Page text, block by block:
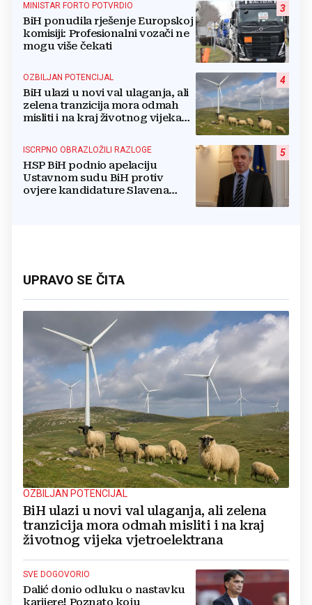
3
MINISTAR FORTO POTVRDIO
BiH ponudila rješenje Europskoj
komisiji: Profesionalni vozači ne
mogu više čekati
4
OZBILJAN POTENCIJAL
BiH ulazi u novi val ulaganja, ali
zelena tranzicija mora odmah
misliti i na kraj životnog vijeka
5
ISCRPNO OBRAZLOŽILI RAZLOGE
HSP BiH podnio apelaciju
Ustavnom sudu BiH protiv
ovjere kandidature Slavena
UPRAVO SE ČITA
OZBILJAN POTENCIJAL
BiH ulazi u novi val ulaganja, ali zelena
tranzicija mora odmah misliti i na kraj
životnog vijeka vjetroelektrana
SVE DOGOVORIO
Dalić donio odluku o nastavku
karijere! Poznato koju